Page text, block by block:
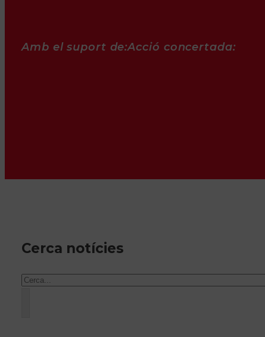
Amb el suport de:Acció concertada:
Cerca notícies
Cercar